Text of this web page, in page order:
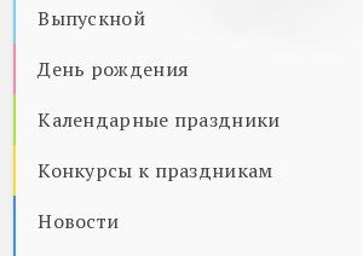
Выпускной
День рождения
Календарные праздники
Конкурсы к праздникам
Новости